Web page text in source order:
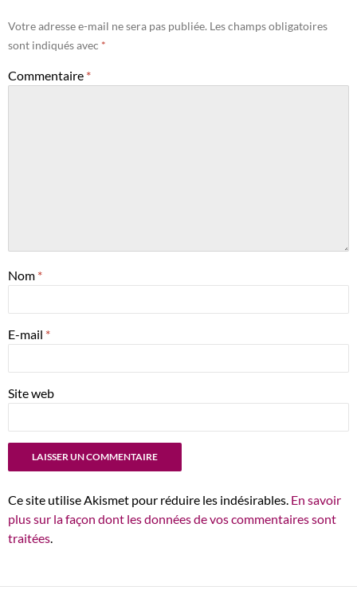
Votre adresse e-mail ne sera pas publiée. Les champs obligatoires
sont indiqués avec *
Commentaire *
Nom *
E-mail *
Site web
Ce site utilise Akismet pour réduire les indésirables. En savoir
plus sur la façon dont les données de vos commentaires sont
traitées.